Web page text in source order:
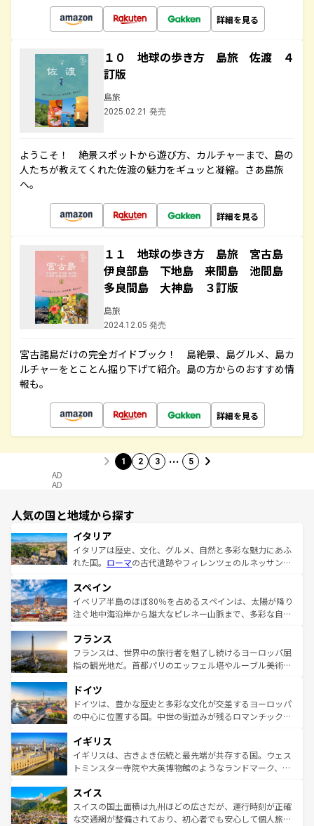
詳細を見る
１０ 地球の歩き方 島旅 佐渡 ４
訂版
島旅
2025.02.21 発売
ようこそ！ 絶景スポットから遊び方、カルチャーまで、島の
人たちが教えてくれた佐渡の魅力をギュッと凝縮。さあ島旅
へ。
詳細を見る
１１ 地球の歩き方 島旅 宮古島
伊良部島 下地島 来間島 池間島
多良間島 大神島 ３訂版
島旅
2024.12.05 発売
宮古諸島だけの完全ガイドブック！ 島絶景、島グルメ、島カ
ルチャーをとことん掘り下げて紹介。島の方からのおすすめ情
報も。
詳細を見る
1 2 3 … 5
AD
AD
人気の国と地域から探す
イタリア
イタリアは歴史、文化、グルメ、自然と多彩な魅力にあふ
れた国。 ローマの古代遺跡やフィレンツェのルネッサンス
ろん、トスカーナの美しい田園風景やアマルフィ海岸の絶
景など、自然景観も見逃せない。観光の合間には、本場の
ピザやパスタなど、絶品のイタリア料理を堪能することも
ませてくれるイタリアで、忘れられない旅をしてみよう！
なお、新着のイタリア情報はコンテンツ一覧 を参照してほ
しい。
スペイン
イベリア半島のほぼ80％を占めるスペインは、太陽が降り
注ぐ地中海沿岸から雄大なピレネー山脈まで、多彩な自然
文化が根付くこの国では、情熱的なフラメンコ、熱気あふ
れる闘牛、そして美味しいタパスが生活の一部となってい
る。首都マドリードの洗練された雰囲気や、バルセロナの
の城塞都市、穏やかなビーチリゾートまで多彩な表情を見
せる。地方によって風土や気候が異なるスペインはその個
性で訪れる人を魅了する。 なお、新着のスペイン情報はコ
フランス
フランスは、世界中の旅行者を魅了し続けるヨーロッパ屈
指の観光地だ。首都パリのエッフェル塔やルーブル美術館
で、幅広い魅力が詰まっている。華麗な宮殿、歴史的な大
聖堂、美しいビーチ、そして豊かな自然が、訪れる者を心
から魅了する。また、フランスは美食の国としても知ら
いる。シャンパンの発祥地であるランス、プロヴァンスの
香り高いラベンダー畑など、多彩な楽しみ方が可能だ。さ
らに、パリ以外の地域にも魅力が溢れており、どの街角に
れる地方に足を運ぶとそれぞれで全く異なる文化を体験で
きるだろう。 なお、新着のフランス情報はコンテンツ一覧
を参照してほしい。
ドイツ
ドイツは、豊かな歴史と多彩な文化が交差するヨーロッパ
の中心に位置する国。中世の街並みが残るロマンチック街
顔を持つこの国は、どこを歩いても飽きることがない。ベ
ルリンの文化的活気、バイエルン州のアルプスの絶景、そ
してライン川沿いのワイン畑といった風景は必見。ビール
は、お酒好きな人にはぜひ体験してほしい。 なお、新着の
ドイツ情報はコンテンツ一覧を参照してほしい。
イギリス
イギリスは、古きよき伝統と最先端が共存する国。ウェス
トミンスター寺院や大英博物館のようなランドマーク、歴
リアごとに異なる魅力がある。また、優雅なアフタヌーン
ティー、ビール好きにはたまらない英国パブ、サッカー観
戦など、本場だからこそできる体験も豊富。イギリスを旅
スイス
スイスの国土面積は九州ほどの広さだが、運行時刻が正確
な交通網が整備されており、初心者でも安心して個人旅行